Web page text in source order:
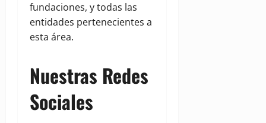
fundaciones, y todas las
entidades pertenecientes a
esta área.
Nuestras Redes
Sociales